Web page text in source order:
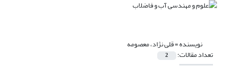
نویسنده =قلی نژاد، معصومه
تعداد مقالات: 2